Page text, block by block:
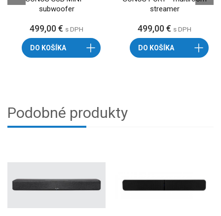
subwoofer
499,00 € s DPH
DO KOŠÍKA
streamer
499,00 € s DPH
DO KOŠÍKA
Podobné produkty